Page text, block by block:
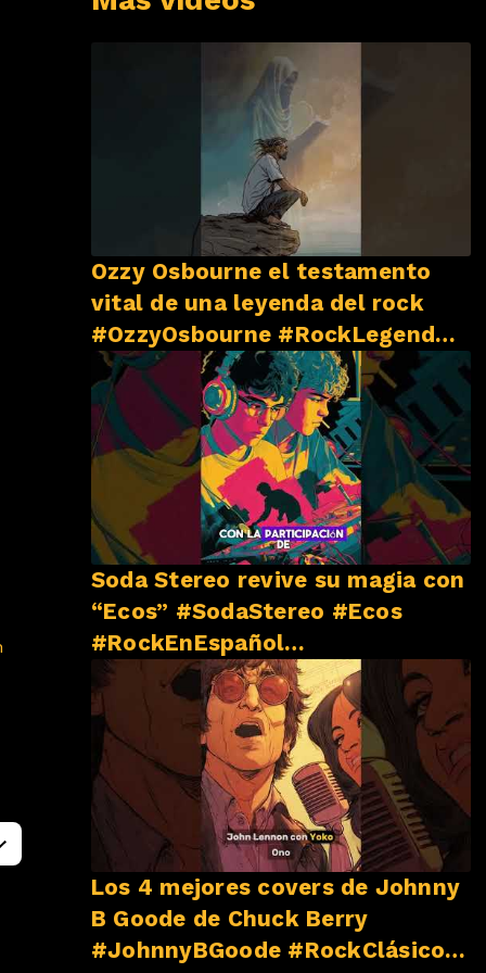
Ozzy Osbourne el testamento
vital de una leyenda del rock
#OzzyOsbourne #RockLegend
#BlackSabbath
Soda Stereo revive su magia con
“Ecos” #SodaStereo #Ecos
#RockEnEspañol
#NovedadesMusicales
Los 4 mejores covers de Johnny
B Goode de Chuck Berry
#JohnnyBGoode #RockClásico